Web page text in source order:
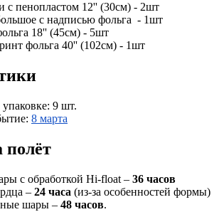
с пенопластом 12'' (30см) - 2шт
с надписью фольга - 1шт
18'' (45см) - 5шт
фольга 40'' (102см) - 1шт
9 шт.
8 марта
полёт
с обработкой Hi-float – 36 часов
– 24 часа (из-за особенностей формы)
шары – 48 часов.